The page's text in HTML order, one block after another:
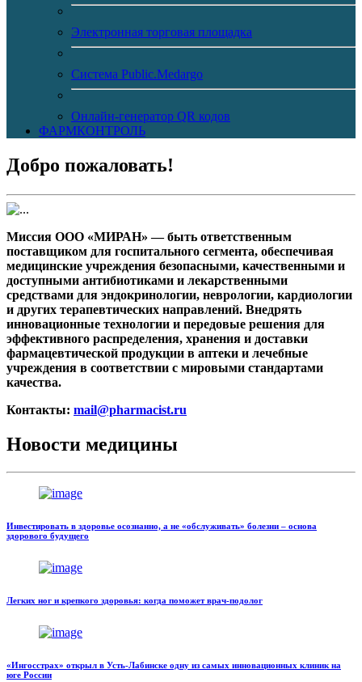
Электронная торговая площадка
Система Public.Medargo
Онлайн-генератор QR кодов
ФАРМКОНТРОЛЬ
Добро пожаловать!
Миссия ООО «МИРАН» — быть ответственным
поставщиком для госпитального сегмента, обеспечивая
медицинские учреждения безопасными, качественными и
доступными антибиотиками и лекарственными
средствами для эндокринологии, неврологии, кардиологии
и других терапевтических направлений. Внедрять
инновационные технологии и передовые решения для
эффективного распределения, хранения и доставки
фармацевтической продукции в аптеки и лечебные
учреждения в соответствии с мировыми стандартами
качества.
Контакты: mail@pharmacist.ru
Новости медицины
Инвестировать в здоровье осознанно, а не «обслуживать» болезни – основа
здорового будущего
Легких ног и крепкого здоровья: когда поможет врач-подолог
«Ингосстрах» открыл в Усть-Лабинске одну из самых инновационных клиник на
юге России